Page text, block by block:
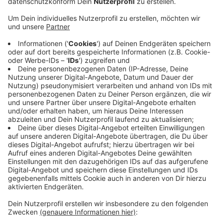
Anzeige
Betreuen wird die Mannschaft Co-Trainer Chris O
´Shea. Die Baskets sind bereits fürs Achtelfinale
qualifiziert. Es geht aber noch darum, eine möglichst
gute Ausgangsposition für die nächste Runde zu
schaffen. Erreichen die Bonner einen der beiden ersten
Plätze, hätten sie im Achtelfinale in einem
entscheidenden dritten Spiel Heimrecht. Mit einem
Sieg heute wären die Baskets mindestens Zweiter.
Hochball ist heute um 20 Uhr.
SD